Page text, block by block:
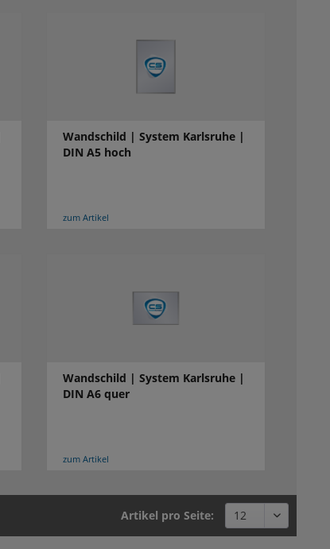
Wandschild | System Karlsruhe |
DIN A5 hoch
zum Artikel
Wandschild | System Karlsruhe |
DIN A6 quer
zum Artikel
Artikel pro Seite: